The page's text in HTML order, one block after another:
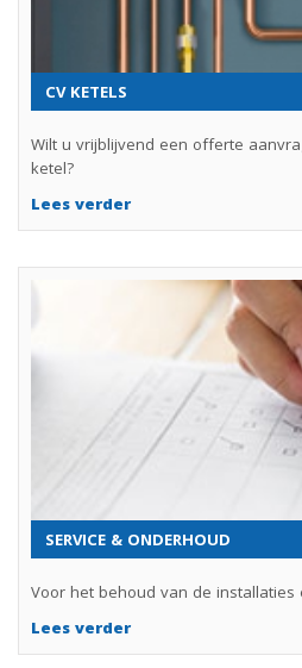
CV KETELS
Wilt u vrijblijvend een offerte
ketel?
Lees verder
SERVICE & ONDERHOUD
Voor het behoud van de
Lees verder